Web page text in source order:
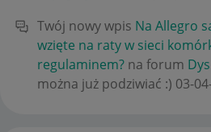
Twój nowy wpis Na Allegro
wzięte na raty w sieci
regulaminem? na forum
można już podziwiać :) ‎03-